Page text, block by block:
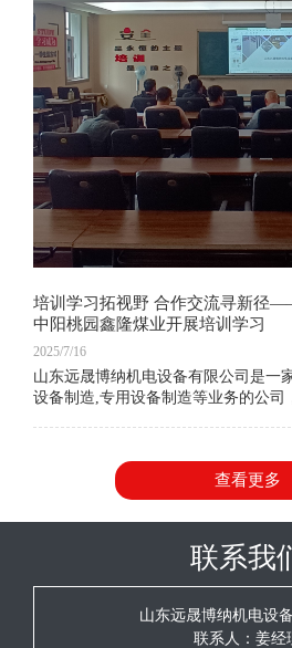
培训学习拓视野 合作交流寻新径
中阳桃园鑫隆煤业开展培训学习
2025/7/16
山东远晟博纳机电设备有限公司是一
设备制造,专用设备制造等业务的公司
持树德躬耕、浩博存纳的创企信念，
展理念，诚实守信、互惠双赢的服务
携手、真诚合作、共同发展！
查看更多
联系我
山东远晟博纳机电设
联系人：姜经